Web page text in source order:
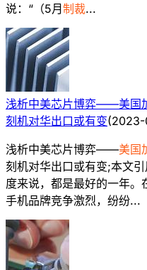
说：“（5月制裁...
浅析中美芯片博弈——美国
刻机对华出口或有变(
浅析中美芯片博弈——美国
刻机对华出口或有变;本文
度来说，都是最好的一年。
手机品牌竞争激烈，纷纷...